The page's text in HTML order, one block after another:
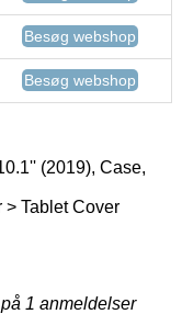
Besøg webshop
Besøg webshop
(2019), Case,
> Tablet Cover
1 anmeldelser